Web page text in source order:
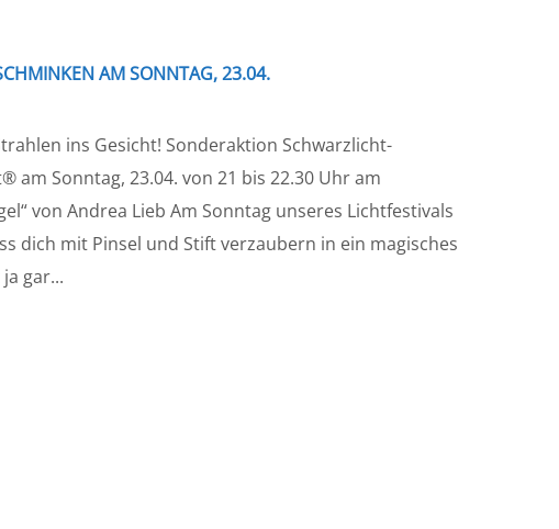
AM SONNTAG, 23.04.
ins Gesicht! Sonderaktion Schwarzlicht-
am Sonntag, 23.04. von 21 bis 22.30 Uhr am
von Andrea Lieb Am Sonntag unseres Lichtfestivals
dich mit Pinsel und Stift verzaubern in ein magisches
gar...